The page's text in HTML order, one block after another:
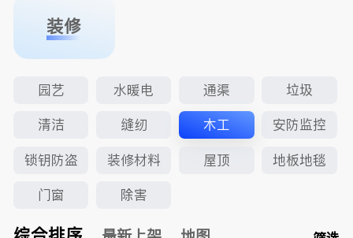
装修
园艺 水暖电 通渠 垃圾
清洁 缝纫 木工 安防监控
锁钥防盗 装修材料 屋顶 地板地毯
门窗 除害